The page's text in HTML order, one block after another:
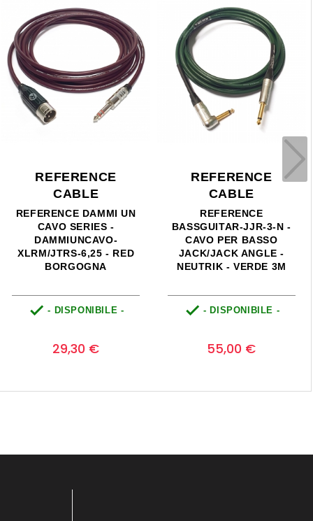
REFERENCE
CABLE
REFERENCE DAMMI UN
CAVO SERIES -
DAMMIUNCAVO-BK-JJ-
4,25-R - JACK/JACK -
PROLITE - BLACK 4,25M
 - DISPONIBILE -
23,60 €
BLACKSTAR
BLACKSTAR TONE:LINK
- RICEVITORE AUDIO
BLUETOOTH
 - DISPONIBILE -
29,00 €